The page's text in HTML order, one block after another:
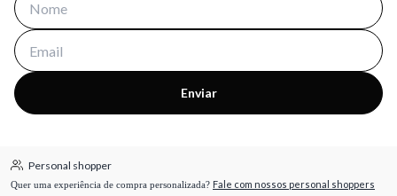
Enviar
Personal shopper
Quer uma experiência de compra personalizada? Fale com nossos personal shoppers